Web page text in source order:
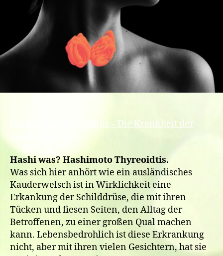
Hashimoto Thyreoiditis – Die Krankheit der
Hashi was? Hashimoto Thyreoidtis.
Was sich hier anhört wie ein ausländisches
Kauderwelsch ist in Wirklichkeit eine
Erkankung der Schilddrüse, die mit ihren
Tücken und fiesen Seiten, den Alltag der
Betroffenen, zu einer großen Qual machen
kann. Lebensbedrohlich ist diese Erkrankung
nicht, aber mit ihren vielen Gesichtern, hat sie